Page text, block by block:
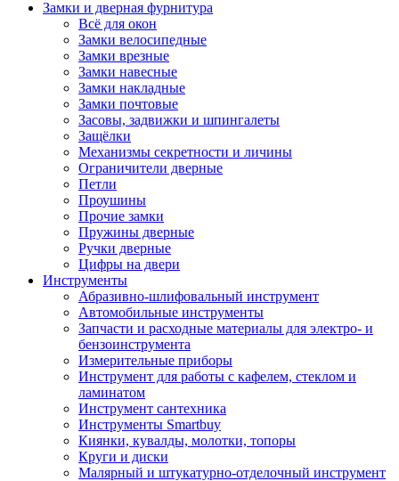
Замки и дверная фурнитура
Всё для окон
Замки велосипедные
Замки врезные
Замки навесные
Замки накладные
Замки почтовые
Засовы, задвижки и шпингалеты
Защёлки
Механизмы секретности и личины
Ограничители дверные
Петли
Проушины
Прочие замки
Пружины дверные
Ручки дверные
Цифры на двери
Инструменты
Абразивно-шлифовальный инструмент
Автомобильные инструменты
Запчасти и расходные материалы для электро- и
бензоинструмента
Измерительные приборы
Инструмент для работы с кафелем, стеклом и
ламинатом
Инструмент сантехника
Инструменты Smartbuy
Киянки, кувалды, молотки, топоры
Круги и диски
Малярный и штукатурно-отделочный инструмент